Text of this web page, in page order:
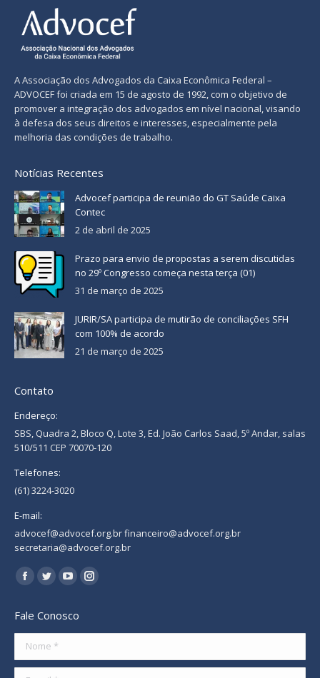
A Associação dos Advogados da Caixa Econômica Federal –
ADVOCEF foi criada em 15 de agosto de 1992, com o objetivo de
promover a integração dos advogados em nível nacional, visando
à defesa dos seus direitos e interesses, especialmente pela
melhoria das condições de trabalho.
Notícias Recentes
Advocef participa de reunião do GT Saúde Caixa
Contec
2 de abril de 2025
Prazo para envio de propostas a serem discutidas
no 29º Congresso começa nesta terça (01)
31 de março de 2025
JURIR/SA participa de mutirão de conciliações SFH
com 100% de acordo
21 de março de 2025
Contato
Endereço:
SBS, Quadra 2, Bloco Q, Lote 3, Ed. João Carlos Saad, 5º Andar, salas
510/511 CEP 70070-120
Telefones:
(61) 3224-3020
E-mail:
advocef@advocef.org.br financeiro@advocef.org.br
secretaria@advocef.org.br
Encontre-nos em:
Facebook
opens
new
Twitter
opens
new
YouTube
opens
new
Instagram
new
Fale Conosco
Nome *
E-mail *